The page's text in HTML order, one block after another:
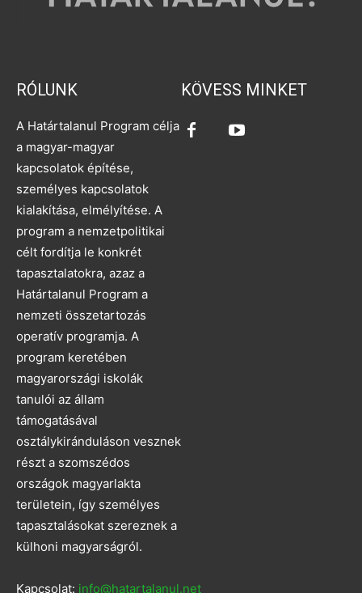
RÓLUNK
A Határtalanul Program célja
a magyar-magyar
kapcsolatok építése,
személyes kapcsolatok
kialakítása, elmélyítése. A
program a nemzetpolitikai
célt fordítja le konkrét
tapasztalatokra, azaz a
Határtalanul Program a
nemzeti összetartozás
operatív programja. A
program keretében
magyarországi iskolák
tanulói az állam
támogatásával
osztálykiránduláson vesznek
részt a szomszédos
országok magyarlakta
területein, így személyes
tapasztalásokat szereznek a
külhoni magyarságról.
Kapcsolat: info@hatartalanul.net
KÖVESS MINKET